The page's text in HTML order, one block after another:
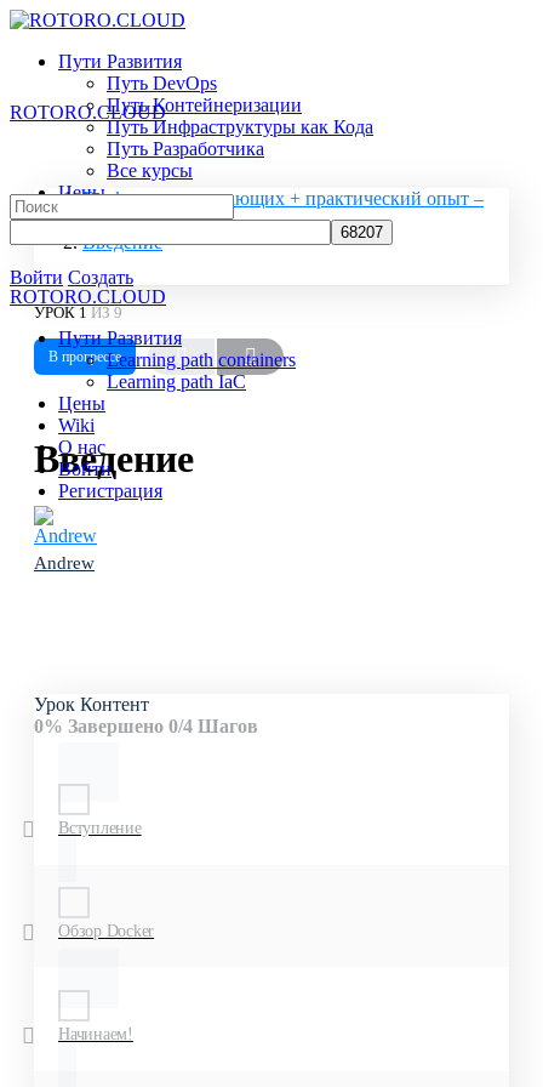
Toggle
Panel
Пути Развития
Путь DevOps
Путь Контейнеризации
Путь Инфраструктуры как Кода
Путь Разработчика
Все курсы
Цены
Wiki
More
options
Войти Создать
ROTORO.CLOUD
Search
for:
ROTORO.CLOUD
Пути Развития
Learning path containers
Learning path IaC
Цены
Wiki
О нас
Войти
Регистрация
Docker для начинающих + практический опыт –
Бесплатный
Введение
УРОК 1 ИЗ 9
В прогрессе
Введение
Andrew
Урок Контент
0% Завершено 0/4 Шагов
Вступление
Обзор Docker
Начинаем!